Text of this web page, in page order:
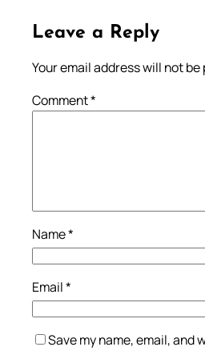
Leave a Reply
Your email address will not be
Comment*
Name*
Email*
Save my name, email, and